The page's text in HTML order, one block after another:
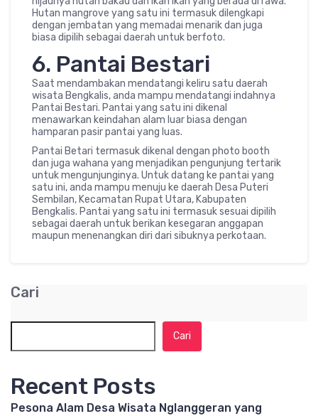
Hutan mangrove yang satu ini termasuk dilengkapi
dengan jembatan yang memadai menarik dan juga
biasa dipilih sebagai daerah untuk berfoto.
6. Pantai Bestari
Saat mendambakan mendatangi keliru satu daerah
wisata Bengkalis, anda mampu mendatangi indahnya
Pantai Bestari. Pantai yang satu ini dikenal
menawarkan keindahan alam luar biasa dengan
hamparan pasir pantai yang luas.
Pantai Betari termasuk dikenal dengan photo booth
dan juga wahana yang menjadikan pengunjung tertarik
untuk mengunjunginya. Untuk datang ke pantai yang
satu ini, anda mampu menuju ke daerah Desa Puteri
Sembilan, Kecamatan Rupat Utara, Kabupaten
Bengkalis. Pantai yang satu ini termasuk sesuai dipilih
sebagai daerah untuk berikan kesegaran anggapan
maupun menenangkan diri dari sibuknya perkotaan.
Cari
Cari
Recent Posts
Pesona Alam Desa Wisata Nglanggeran yang